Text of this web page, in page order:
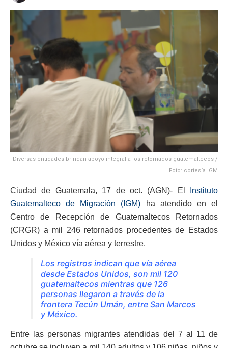
Diversas entidades brindan apoyo integral a los retornados guatemaltecos /
Foto: cortesía IGM
Ciudad de Guatemala, 17 de oct. (AGN)- El
Instituto
Guatemalteco de Migración (IGM) ha atendido en el
Centro de Recepción de Guatemaltecos Retornados
(CRGR) a mil 246 retornados procedentes de Estados
Unidos y México vía aérea y terrestre.
Los registros indican que vía aérea
desde Estados Unidos, son mil 120
guatemaltecos mientras que 126
personas llegaron a través de la
frontera Tecún Umán, entre San Marcos
y México.
Entre las personas migrantes atendidas del 7 al 11 de